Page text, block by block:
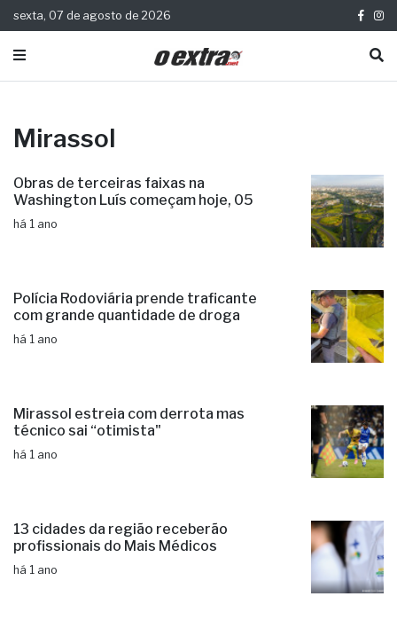
sexta, 07 de agosto de 2026
Mirassol
Obras de terceiras faixas na
Washington Luís começam hoje, 05
há 1 ano
Polícia Rodoviária prende traficante
com grande quantidade de droga
há 1 ano
Mirassol estreia com derrota mas
técnico sai “otimista"
há 1 ano
13 cidades da região receberão
profissionais do Mais Médicos
há 1 ano